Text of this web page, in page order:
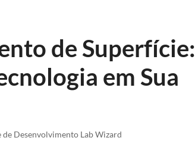
de Superfície:
em Sua
de Desenvolvimento Lab Wizard